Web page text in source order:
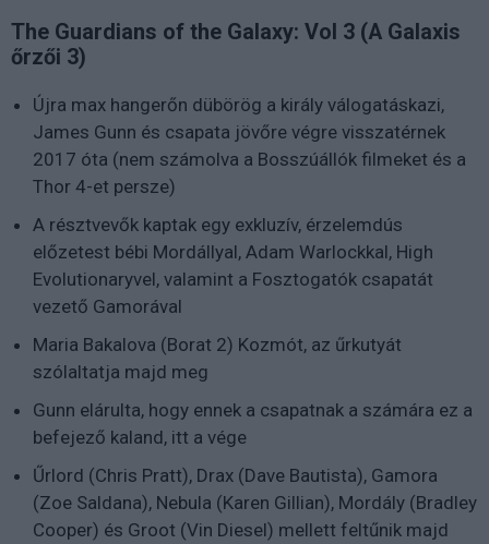
The Guardians of the Galaxy: Vol 3 (A Galaxis
őrzői 3)
Újra max hangerőn dübörög a király válogatáskazi,
James Gunn és csapata jövőre végre visszatérnek
2017 óta (nem számolva a Bosszúállók filmeket és a
Thor 4-et persze)
A résztvevők kaptak egy exkluzív, érzelemdús
előzetest bébi Mordállyal, Adam Warlockkal, High
Evolutionaryvel, valamint a Fosztogatók csapatát
vezető Gamorával
Maria Bakalova (Borat 2) Kozmót, az űrkutyát
szólaltatja majd meg
Gunn elárulta, hogy ennek a csapatnak a számára ez a
befejező kaland, itt a vége
Űrlord (Chris Pratt), Drax (Dave Bautista), Gamora
(Zoe Saldana), Nebula (Karen Gillian), Mordály (Bradley
Cooper) és Groot (Vin Diesel) mellett feltűnik majd